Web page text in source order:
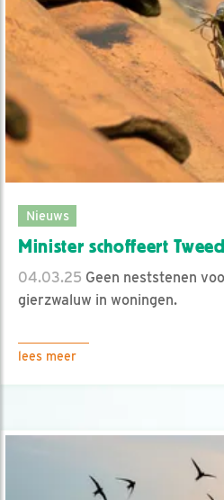
Nieuws
Minister schoffeert
04.03.25 Geen neststenen
gierzwaluw in woningen.
lees meer